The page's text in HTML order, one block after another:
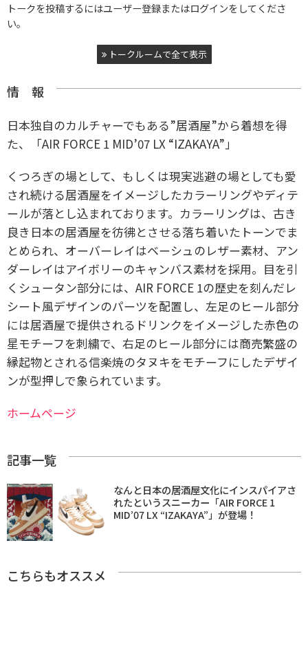
トークを投稿するにはユーザー登録またはログインをしてくださ
い。
トークルームで全て表示
情 報
日本独自のカルチャーでもある”居酒屋”から着想を得
た、「AIR FORCE 1 MID’07 LX “IZAKAYA”」
くつろぎの場として、もしくは現実逃避の場としても愛
され続ける居酒屋をイメージしたカラーリングやディテ
ールが落とし込まれております。カラーリングは、古き
良き日本の居酒屋を彷彿とさせる落ち着いたトーンでま
とめられ、オーバーレイはベーシュのレザー素材、アン
ダーレイはアイボリーのキャンバス素材を採用。目を引
くシュータン部分には、AIR FORCE 1の歴史を刻んだレ
シート風デザインのパーツを配置し、左足のヒール部分
には居酒屋で提供されるドリンクをイメージした赤色の
星モチーフを刺繍で、右足のヒール部分には商売繁盛の
縁起物とされる信楽焼のタヌキをモチーフにしたデザイ
ンが型押しで象られています。
ホームページ
記事一覧
なんと日本の居酒屋文化にインスパイアさ
れたというスニーカー「AIR FORCE 1
MID’07 LX “IZAKAYA”」が登場！
こちらもオススメ